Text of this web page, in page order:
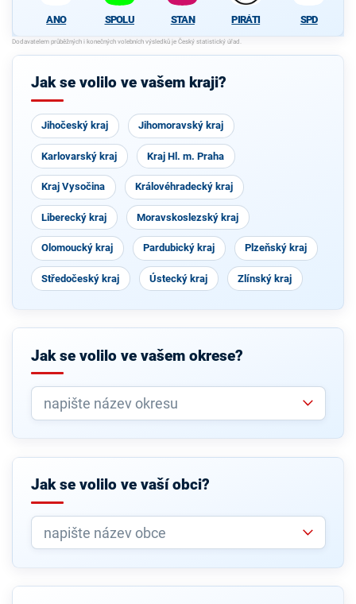
ANO SPOLU STAN PIRÁTI SPD
Jak se volilo ve vašem kraji?
Jihočeský kraj Jihomoravský kraj
Karlovarský kraj Kraj Hl. m. Praha
Kraj Vysočina Královéhradecký kraj
Liberecký kraj Moravskoslezský kraj
Olomoucký kraj Pardubický kraj Plzeňský kraj
Středočeský kraj Ústecký kraj Zlínský kraj
Jak se volilo ve vašem okrese?
Jak se volilo ve vaší obci?